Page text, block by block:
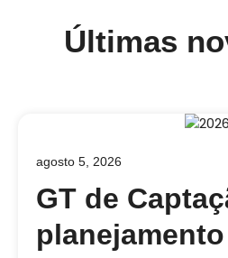
Últimas
agosto 5, 2026
GT de